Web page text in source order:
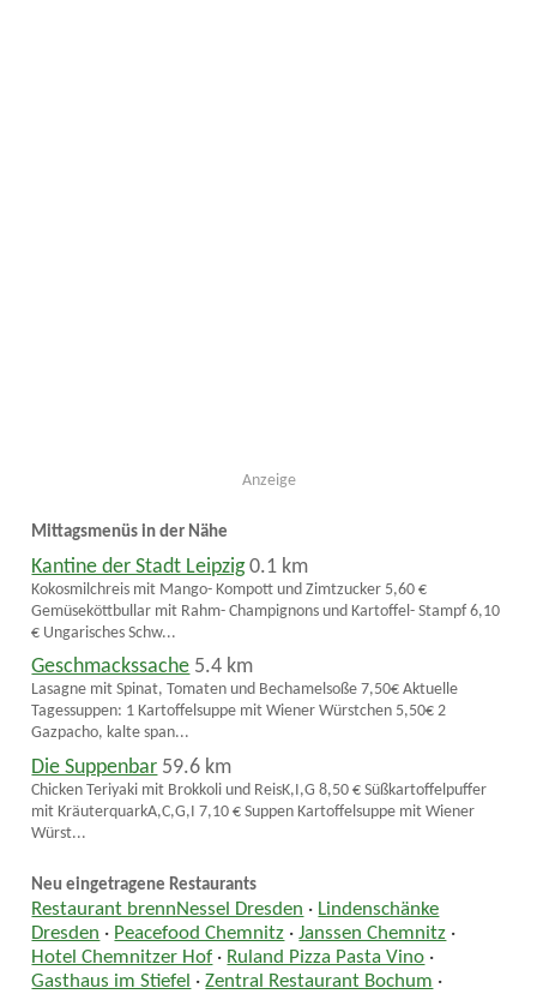
Anzeige
Mittagsmenüs in der Nähe
Kantine der Stadt Leipzig 0.1 km
Kokosmilchreis mit Mango- Kompott und Zimtzucker 5,60 €
Gemüseköttbullar mit Rahm- Champignons und Kartoffel- Stampf 6,10
€ Ungarisches Schw...
Geschmackssache 5.4 km
Lasagne mit Spinat, Tomaten und Bechamelsoße 7,50€ Aktuelle
Tagessuppen: 1 Kartoffelsuppe mit Wiener Würstchen 5,50€ 2
Gazpacho, kalte span...
Die Suppenbar 59.6 km
Chicken Teriyaki mit Brokkoli und ReisK,I,G 8,50 € Süßkartoffelpuffer
mit KräuterquarkA,C,G,I 7,10 € Suppen Kartoffelsuppe mit Wiener
Würst...
Neu eingetragene Restaurants
Restaurant brennNessel Dresden · Lindenschänke
Dresden · Peacefood Chemnitz ·Janssen Chemnitz ·
Hotel Chemnitzer Hof · Ruland Pizza Pasta Vino ·
Gasthaus im Stiefel ·Zentral Restaurant Bochum ·